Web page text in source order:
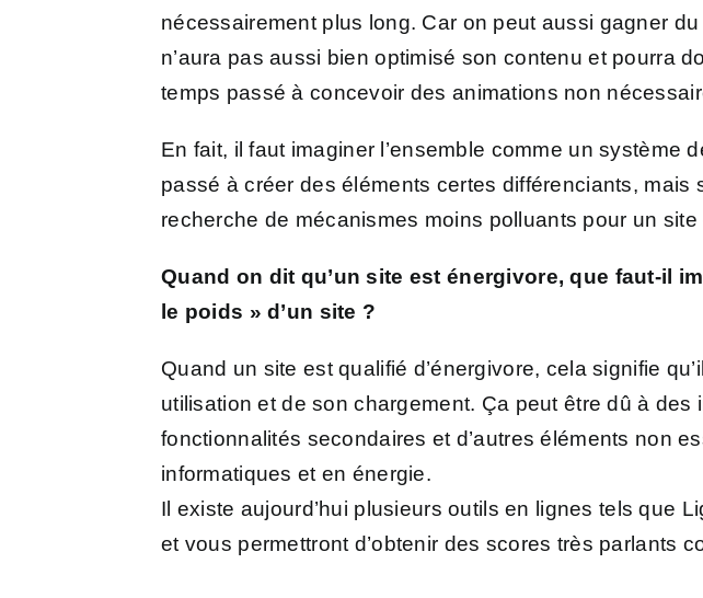
nécessairement plus long. Car on peut aussi gagner
n’aura pas aussi bien optimisé son contenu et pourra
temps passé à concevoir des animations non
En fait, il faut imaginer l’ensemble comme un
passé à créer des éléments certes différenciants, mais
recherche de mécanismes moins polluants pour un
Quand on dit qu’un site est énergivore, que faut-il
le poids » d’un site ?
Quand un site est qualifié d’énergivore, cela signifie
utilisation et de son chargement. Ça peut être dû à
fonctionnalités secondaires et d’autres éléments non
informatiques et en énergie.
Il existe aujourd’hui plusieurs outils en lignes tels que
et vous permettront d’obtenir des scores très parlants